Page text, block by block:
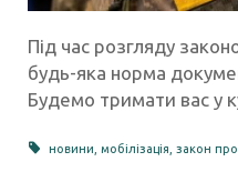
Під час розгляду
будь-яка норма
Будемо тримати вас у
новини ,мобілізація ,закон про